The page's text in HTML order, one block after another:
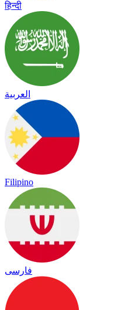
हिन्दी
العربية
Filipino
فارسی